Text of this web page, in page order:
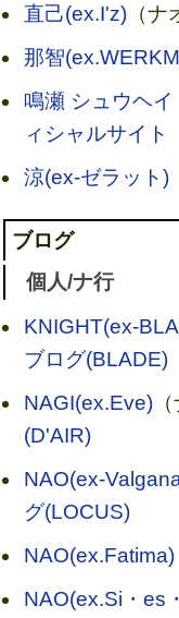
直己(ex.I'z)（ナ
那智
鳴瀬 シュウヘイ
ィシャルサイト
涼(ex-ゼラット)
ブログ
個人/ナ行
KNIGHT(ex-
ブログ(BLADE)
NAGI(ex.Eve)（
(D'AIR)
NAO(ex-
グ(LOCUS)
NAO(ex.Fatima)
NAO(ex.Si・es